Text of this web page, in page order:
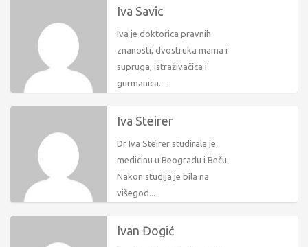
Iva Savic
Iva je doktorica pravnih
znanosti, dvostruka mama i
supruga, istraživačica i
gurmanica....
Iva Steirer
Dr Iva Steirer studirala je
medicinu u Beogradu i Beču.
Nakon studija je bila na
višegod...
Ivan Đogić